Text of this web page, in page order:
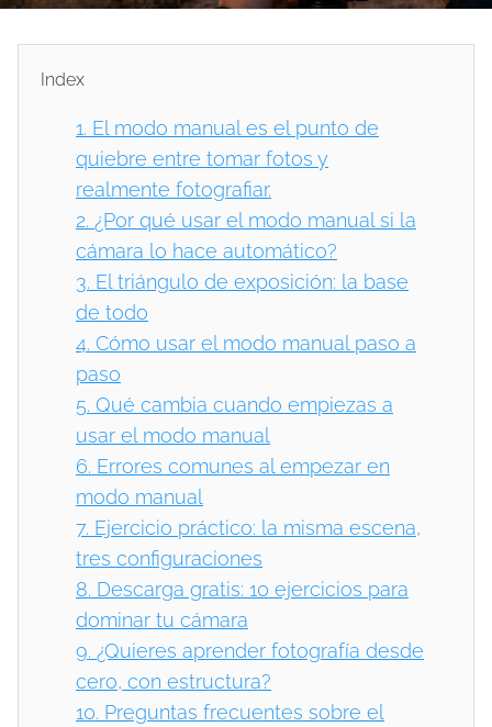
Index
1. El modo manual es el punto de
quiebre entre tomar fotos y
realmente fotografiar.
2. ¿Por qué usar el modo manual si la
cámara lo hace automático?
3. El triángulo de exposición: la base
de todo
4. Cómo usar el modo manual paso a
paso
5. Qué cambia cuando empiezas a
usar el modo manual
6. Errores comunes al empezar en
modo manual
7. Ejercicio práctico: la misma escena,
tres configuraciones
8. Descarga gratis: 10 ejercicios para
dominar tu cámara
9. ¿Quieres aprender fotografía desde
cero, con estructura?
10. Preguntas frecuentes sobre el